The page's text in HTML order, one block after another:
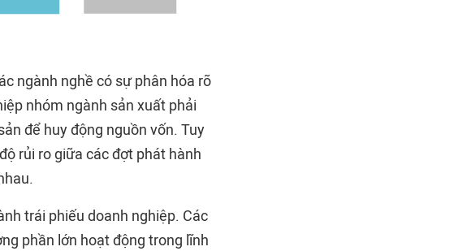
ngành nghề có sự phân hóa rõ
nhóm ngành sản xuất phải
để huy động nguồn vốn. Tuy
rủi ro giữa các đợt phát hành
trái phiếu doanh nghiệp. Các
phần lớn hoạt động trong lĩnh